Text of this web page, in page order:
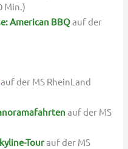
Min.)
American BBQauf der
der MS RheinLand
auf der MS
Tourauf der MS